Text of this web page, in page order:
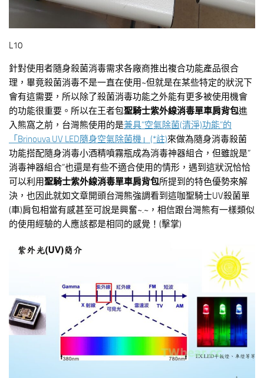
L10
針對使用者隨身殺菌消毒需求各廠商推出複合功能產品很合
理，畢竟殺菌消毒不是一直在使用~但就是在某些特定的狀況下
會有這需要，所以除了殺菌消毒功能之外能有更多被使用機會
的功能很重要。所以在王者包聖騎士紫外線消毒單車肩背包進
入熊窩之前，台灣熊使用的是兼具”空氣除菌(清淨)功能”的
「Brinouva UV LED隨身空氣除菌機」(*註)來做為隨身消毒殺菌
功能搭配隨身消毒小酒精噴霧瓶成為消毒神器組合，但雖說是”
消毒神器組合”也還是有些不適合使用的情形，遇到這狀況恰恰
可以利用聖騎士紫外線消毒單車肩背包所提到的特色優勢來解
決，也因此就如文章開頭台灣熊強調看到這咖聖騎士UV殺菌單
(車)肩包相當有感甚至可說是興奮~.~，相信跟台灣熊有一樣類似
的使用經驗的人應該都是相同的感覺！(擊掌)